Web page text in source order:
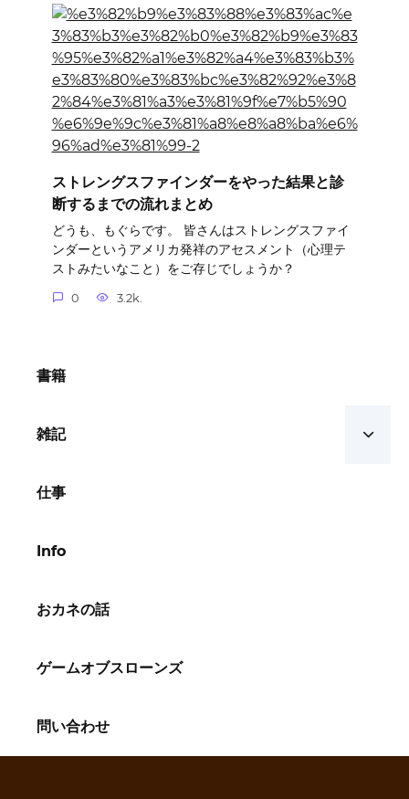
ストレングスファインダーをやった結果と診
断するまでの流れまとめ
どうも、もぐらです。 皆さんはストレングスファイ
ンダーというアメリカ発祥のアセスメント（心理テ
ストみたいなこと）をご存じでしょうか？
0 3.2k.
書籍
雑記
仕事
Info
おカネの話
ゲームオブスローンズ
問い合わせ